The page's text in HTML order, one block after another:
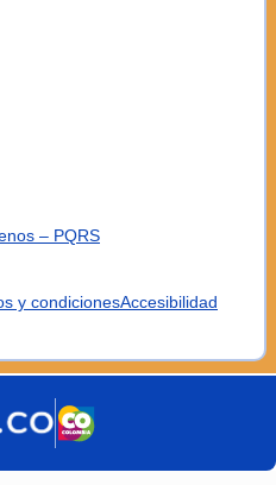
– PQRS
y condicionesAccesibilidad